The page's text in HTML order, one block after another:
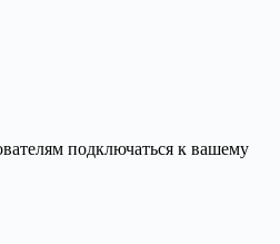
подключаться к вашему